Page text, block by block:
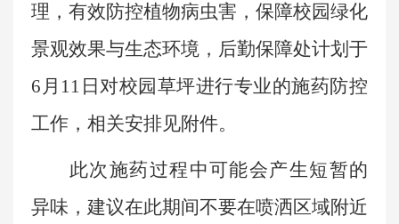
理，有效防控植物病虫害，保障校园绿化
景观效果与生态环境， 后勤保障处计划 于
6月11日对校园草坪进行专业的施药防控
工作，相关安排见附件。
此次施药过程中可能会产生短暂的
异味，建议在此期间不要在喷洒区域附近